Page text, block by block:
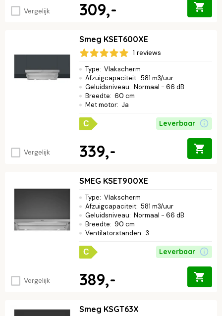
Vergelijk 309,-
Vergelijk
Smeg KSET600XE
1 reviews
Type: Vlakscherm
Afzuigcapaciteit: 581 m3/uur
Geluidsniveau: Normaal - 66 dB
Breedte: 60 cm
Met motor: Ja
C Leverbaar
339,-
Vergelijk
SMEG KSET900XE
Type: Vlakscherm
Afzuigcapaciteit: 581 m3/uur
Geluidsniveau: Normaal - 66 dB
Breedte: 90 cm
Ventilatorstanden: 3
C Leverbaar
389,-
Smeg KSGT63X